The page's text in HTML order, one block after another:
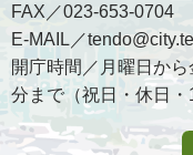
FAX／023-653-0704
E-MAIL／
開庁時間／月曜日か
分まで（祝日・休日・